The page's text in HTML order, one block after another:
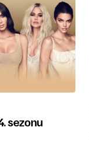
sezonu